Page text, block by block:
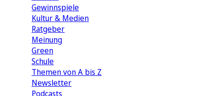
Gewinnspiele
Kultur & Medien
Ratgeber
Meinung
Green
Schule
Themen von A bis Z
Newsletter
Podcasts